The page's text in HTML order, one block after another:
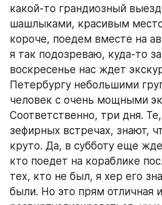
какой-то грандиозный
шашлыками, красивым
короче, поедем вместе на
я так подозреваю, куда-то
воскресенье нас ждет
Петербургу небольшими
человек с очень мощными
Соответственно, три дня.
зефирных встречах, знают,
круто. Да, в субботу еще
кто поедет на кораблике
тех, кто не был, я хер его
были. Но это прям отличная